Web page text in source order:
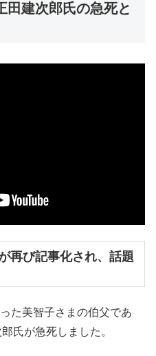
田建次郎氏の急死と
再び記事化され、話題
た美智子さまの伯父であ
氏が急死しました。